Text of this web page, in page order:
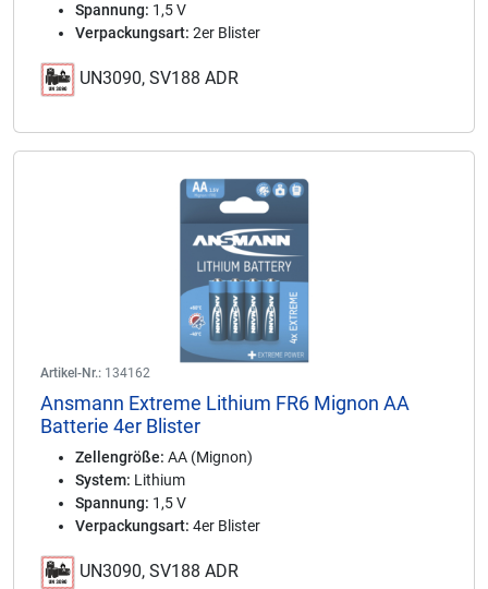
Spannung: 1,5 V
Verpackungsart: 2er Blister
UN3090, SV188 ADR
Artikel-Nr.: 134162
Ansmann Extreme Lithium FR6 Mignon AA
Batterie 4er Blister
Zellengröße: AA (Mignon)
System: Lithium
Spannung: 1,5 V
Verpackungsart: 4er Blister
UN3090, SV188 ADR